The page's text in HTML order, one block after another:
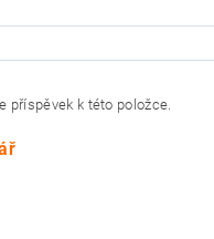
příspěvek k této položce.